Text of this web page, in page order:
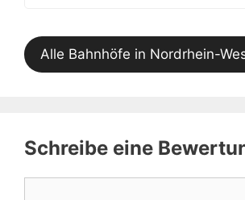
Alle Bahnhöfe in Nordrhein-
Schreibe eine